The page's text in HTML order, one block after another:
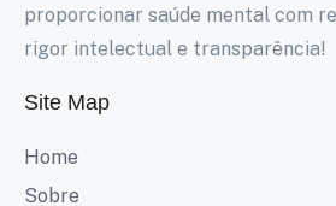
proporcionar saúde mental com
rigor intelectual e transparência!
Site Map
Home
Sobre